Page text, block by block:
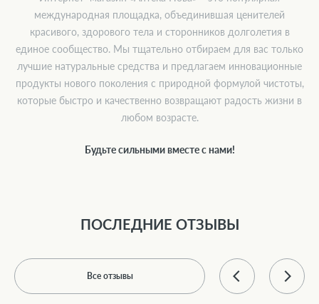
международная площадка, объединившая ценителей
красивого, здорового тела и сторонников долголетия в
единое сообщество. Мы тщательно отбираем для вас только
лучшие натуральные средства и предлагаем инновационные
продукты нового поколения с природной формулой чистоты,
которые быстро и качественно возвращают радость жизни в
любом возрасте.
Будьте сильными вместе с нами!
ПОСЛЕДНИЕ ОТЗЫВЫ
Все отзывы